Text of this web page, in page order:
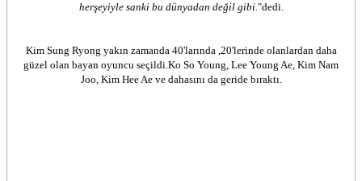
herşeyiyle sanki bu dünyadan değil gibi."dedi.
Kim Sung Ryong yakın zamanda 40'larında ,20'lerinde olanlardan daha
güzel olan bayan oyuncu seçildi.Ko So Young, Lee Young Ae, Kim Nam
Joo, Kim Hee Ae ve dahasını da geride bıraktı.